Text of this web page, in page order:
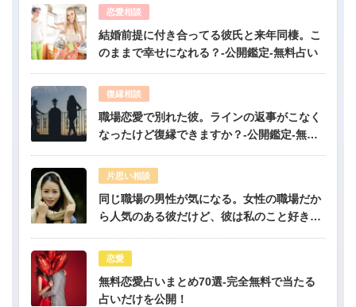
恋愛相談
結婚前提に付き合ってる彼氏と来年同棲。こ
のままで幸せになれる？-公開鑑定-無料占い
復縁相談
職場恋愛で別れた彼。ラインの返事がこなく
なったけど復縁できますか？-公開鑑定-無料
片思い相談
同じ職場の男性が気になる。女性の職場だか
ら人気のある彼だけど、彼は私のこと好き？-
恋愛
無料恋愛占いまとめ70選-完全無料で当たる
占いだけを公開！